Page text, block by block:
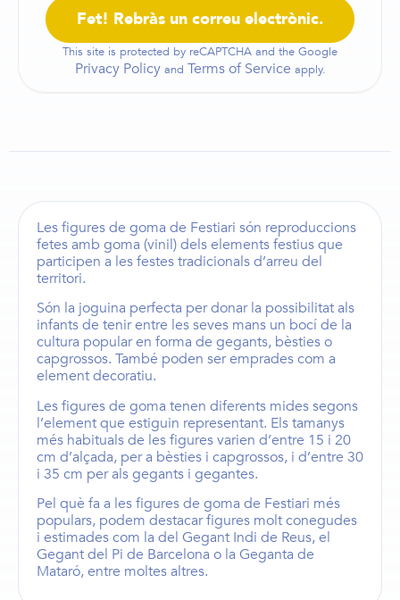
This site is protected by reCAPTCHA and the Google
Privacy Policy and Terms of Service apply.
Lesfigures de goma de Festiari són reproduccions
fetes amb goma (vinil) dels elements festius que
participen a les festes tradicionals d’arreu del
territori.
Són la joguina perfecta per donar la possibilitat als
infants de tenir entre les seves mans un bocí de la
cultura popular en forma de gegants, bèstieso
capgrossos. També poden ser emprades com a
element decoratiu.
Lesfigures de goma tenen diferents mides segons
l’element que estiguin representant. Elstamanys
més habituals de les figuresvarien d’entre 15 i 20
cm d’alçada, per a bèsties i capgrossos, i d’entre 30
i 35 cm per alsgegants i gegantes.
Pel què fa a les figures de goma de Festiari més
populars, podem destacar figures molt conegudes
i estimades com la del Gegant Indi de Reus, el
Gegant del Pi de Barcelona o la Geganta de
Mataró, entre moltes altres.